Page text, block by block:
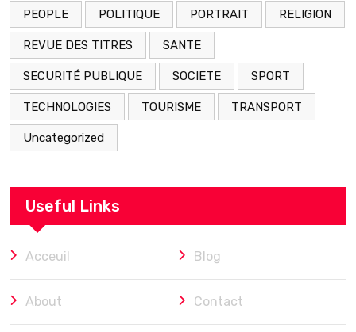
PEOPLE POLITIQUE PORTRAIT RELIGION
REVUE DES TITRES SANTE
SECURITÉ PUBLIQUE SOCIETE SPORT
TECHNOLOGIES TOURISME TRANSPORT
Uncategorized
Useful Links
Acceuil Blog
About Contact